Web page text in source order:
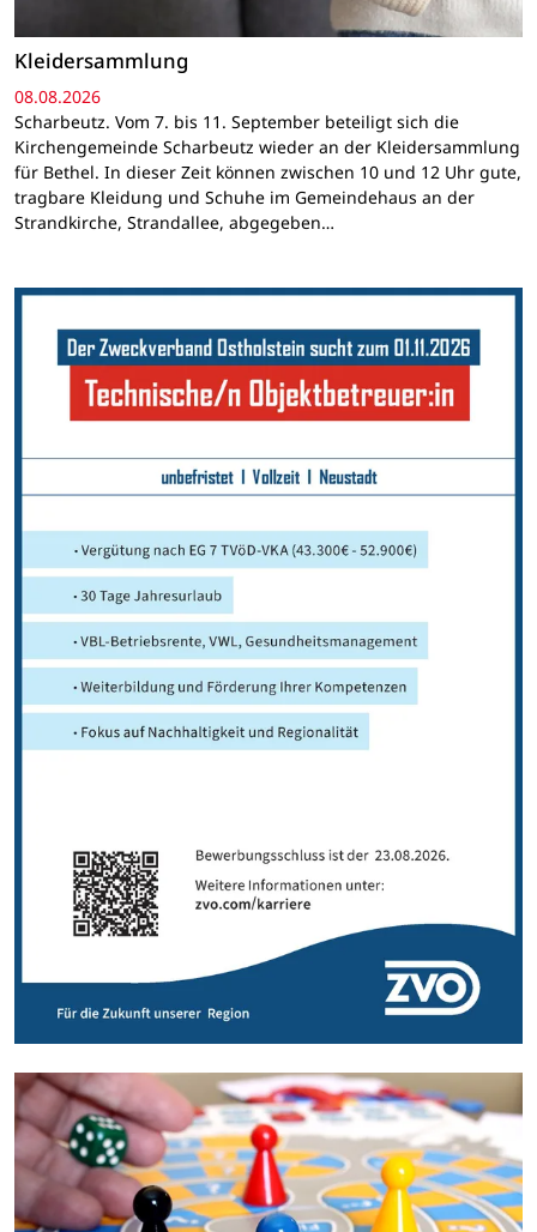
Kleidersammlung
08.08.2026
Scharbeutz. Vom 7. bis 11. September beteiligt sich die
Kirchengemeinde Scharbeutz wieder an der Kleidersammlung
für Bethel. In dieser Zeit können zwischen 10 und 12 Uhr gute,
tragbare Kleidung und Schuhe im Gemeindehaus an der
Strandkirche, Strandallee, abgegeben…